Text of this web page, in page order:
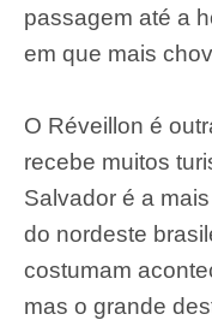
passagem até a
em que mais
O Réveillon é
recebe muitos
Salvador é a
do nordeste
costumam
mas o grande